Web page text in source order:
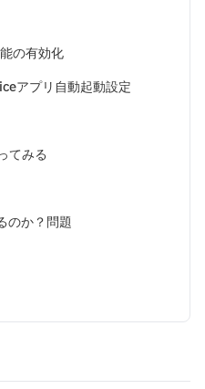
の有効化
アプリ自動起動設定
てみる
のか？問題